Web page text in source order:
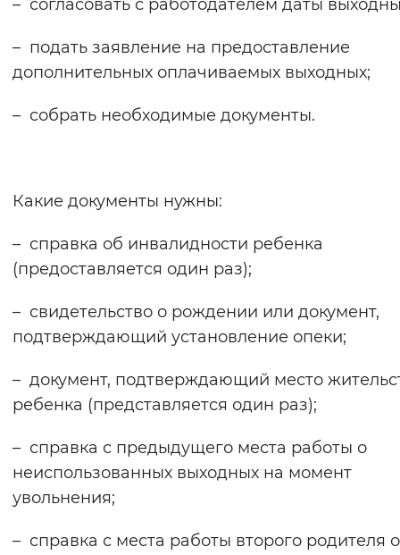
Остановить
– согласовать с работодателем даты
– подать заявление на предоставление
дополнительных оплачиваемых выходных;
– собрать необходимые документы.
Какие документы нужны:
– справка об инвалидности ребенка
(предоставляется один раз);
– свидетельство о рождении или документ,
подтверждающий установление опеки;
– документ, подтверждающий место
ребенка (представляется один раз);
– справка с предыдущего места работы о
неиспользованных выходных на момент
увольнения;
– справка с места работы второго родителя о